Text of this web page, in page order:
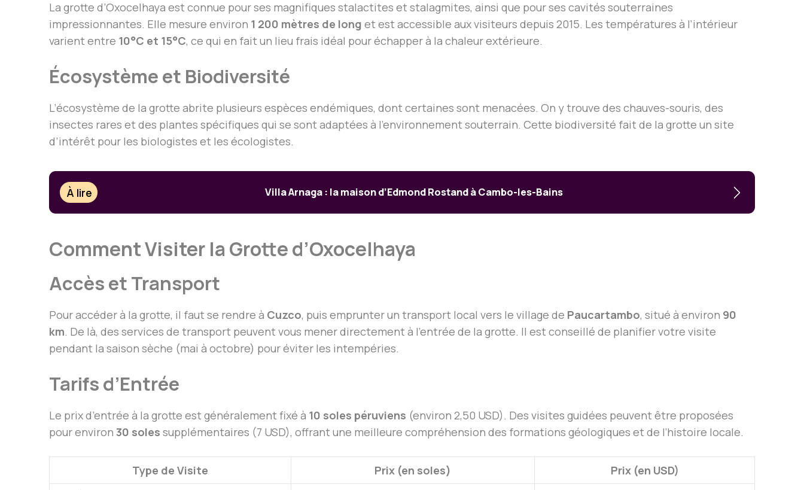
La grotte d’Oxocelhaya est connue pour ses magnifiques stalactites et stalagmites, ainsi que pour ses cavités souterraines
impressionnantes. Elle mesure environ 1 200 mètres de long et est accessible aux visiteurs depuis 2015. Les températures à l’intérieur
varient entre 10°C et 15°C, ce qui en fait un lieu frais idéal pour échapper à la chaleur extérieure.
Écosystème et Biodiversité
L’écosystème de la grotte abrite plusieurs espèces endémiques, dont certaines sont menacées. On y trouve des chauves-souris, des
insectes rares et des plantes spécifiques qui se sont adaptées à l’environnement souterrain. Cette biodiversité fait de la grotte un site
d’intérêt pour les biologistes et les écologistes.
À lire Villa Arnaga : la maison d’Edmond Rostand à Cambo-les-Bains
Comment Visiter la Grotte d’Oxocelhaya
Accès et Transport
Pour accéder à la grotte, il faut se rendre à Cuzco, puis emprunter un transport local vers le village de Paucartambo, situé à environ 90
km. De là, des services de transport peuvent vous mener directement à l’entrée de la grotte. Il est conseillé de planifier votre visite
pendant la saison sèche (mai à octobre) pour éviter les intempéries.
Tarifs d’Entrée
Le prix d’entrée à la grotte est généralement fixé à 10 soles péruviens (environ 2,50 USD). Des visites guidées peuvent être proposées
pour environ 30 soles supplémentaires (7 USD), offrant une meilleure compréhension des formations géologiques et de l’histoire locale.
Type de Visite Prix (en soles)
Prix (en USD)